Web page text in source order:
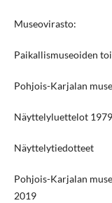
Museovirasto:
Paikallismuseoiden
Pohjois-Karjalan
Näyttelyluettelot
Näyttelytiedotteet
Pohjois-Karjalan
2019